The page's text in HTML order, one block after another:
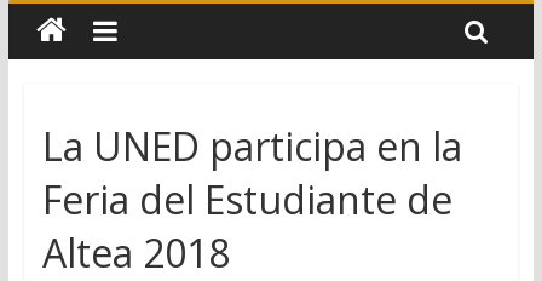
La UNED participa en la
Feria del Estudiante de
Altea 2018